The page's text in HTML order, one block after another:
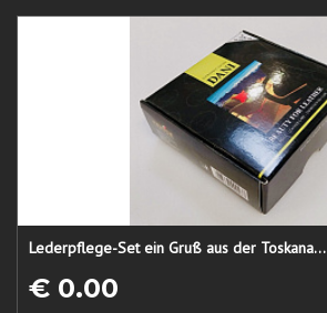
Lederpflege-Set ein Gruß aus der Toskana...
€ 0.00